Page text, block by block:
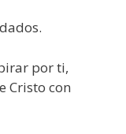
por ti,
Cristo con